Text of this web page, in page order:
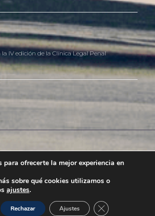
la IV edición de la Clínica Legal Penal
Abogados
para ofrecerte la mejor experiencia en
sobre qué cookies utilizamos o
ajustes.
Rechazar Ajustes CERRAR EL